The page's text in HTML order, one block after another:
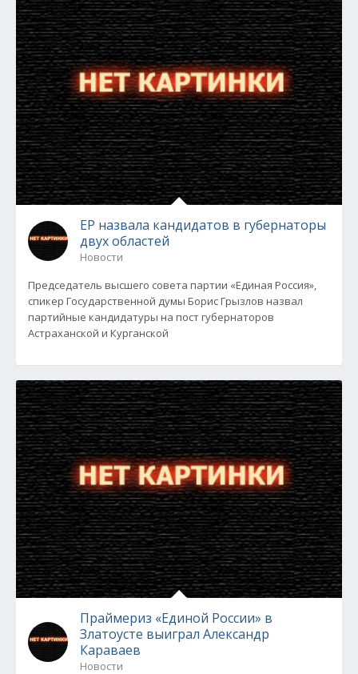
ЕР назвала кандидатов в губернаторы
двух областей
Новости
Председатель высшего совета партии «Единая Россия»,
спикер Государственной думы Борис Грызлов назвал
партийные кандидатуры на пост губернаторов
Астраханской и Курганской
Праймериз «Единой России» в
Златоусте выиграл Александр
Караваев
Новости